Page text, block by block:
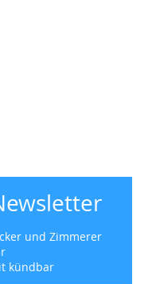
und Zimmerer
kündbar